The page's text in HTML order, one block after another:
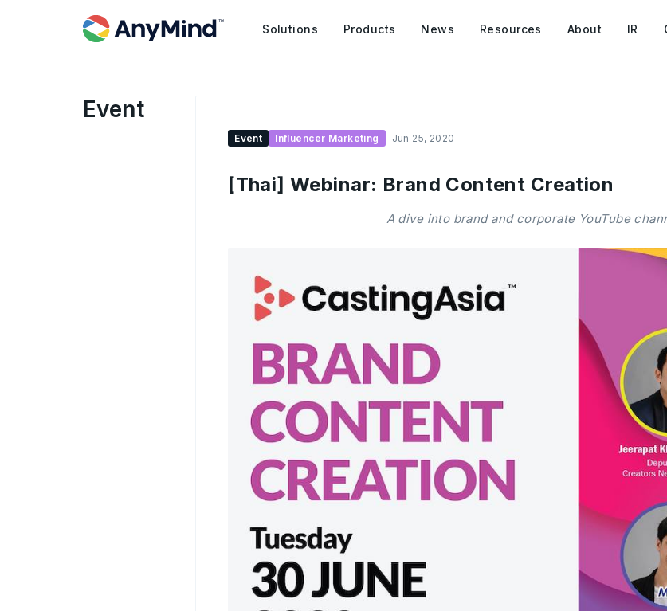
Solutions Products News Resources About IR
Event
Event Influencer Marketing Jun 25, 2020
[Thai] Webinar: Brand Content Creation
A dive into brand and corporate YouTube